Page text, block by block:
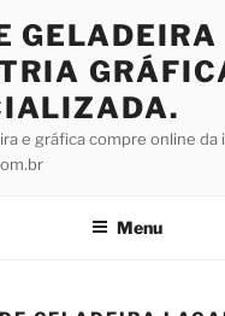
GELADEIRA
e gráfica compre online da
Menu